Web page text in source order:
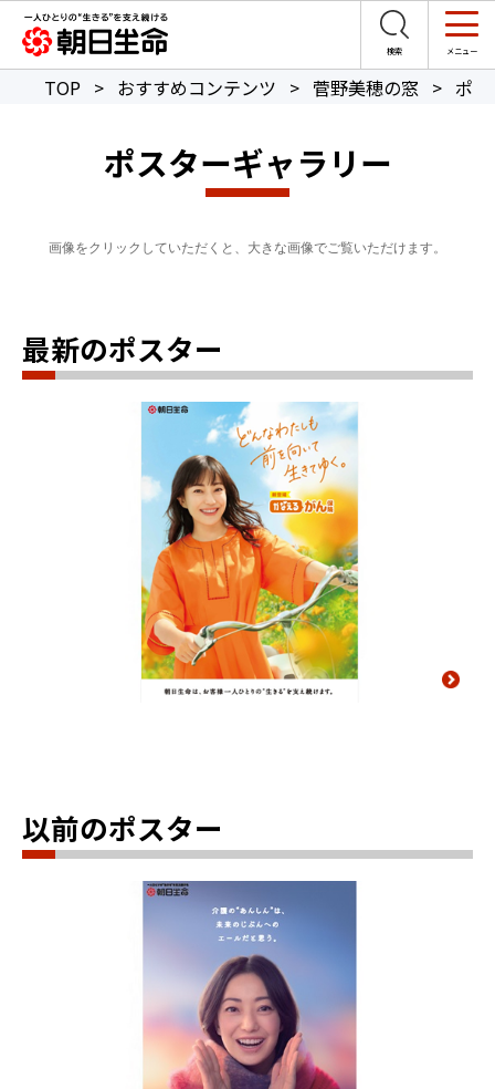
TOP > おすすめコンテンツ > 菅野美穂の窓 > ポ
ポスターギャラリー
画像をクリックしていただくと、大きな画像でご覧いただけます。
最新のポスター
以前のポスター